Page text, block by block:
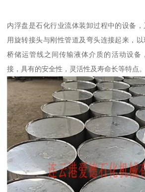
内浮盘是石化行业流体装卸过程中的设备
用旋转接头与刚性管道及弯头连接起来，
桥储运管线之间传输液体介质的活动设备
接，具有的安全性，灵活性及寿命长等特点。